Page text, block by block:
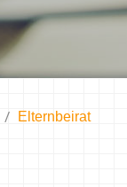
Elternbeirat